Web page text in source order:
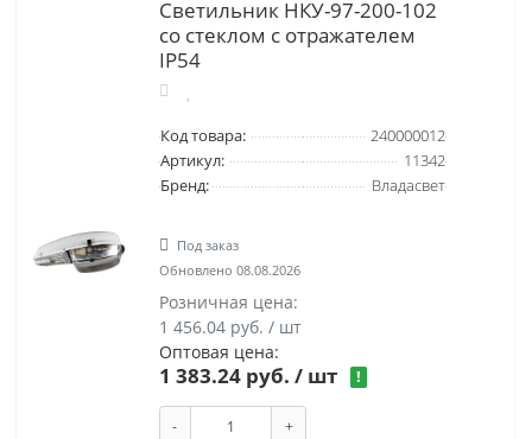
Светильник НКУ-97-200-102
со стеклом с отражателем
IP54
Код товара:
240000012
Артикул:
11342
Бренд:
Владасвет
Под заказ
Обновлено 08.08.2026
Розничная цена:
1 456.04 руб. / шт
Оптовая цена:
1 383.24 руб. / шт !
- +